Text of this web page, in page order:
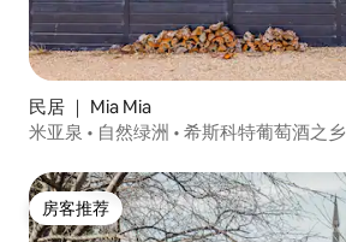
民居 ｜ Mia Mia
米亚泉 • 自然绿洲 • 希斯科特葡萄酒之乡
房客推荐
房客推荐